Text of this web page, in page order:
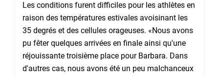
Les conditions furent difficiles pour les athlètes en
raison des températures estivales avoisinant les
35 degrés et des cellules orageuses. «Nous avons
pu fêter quelques arrivées en finale ainsi qu'une
réjouissante troisième place pour Barbara. Dans
d'autres cas, nous avons été un peu malchanceux